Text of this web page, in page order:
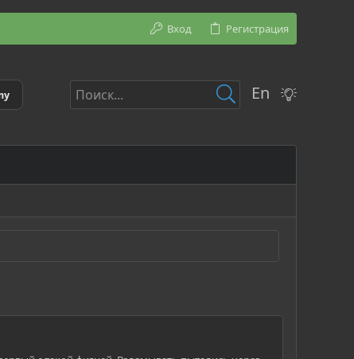
Вход Регистрация
En